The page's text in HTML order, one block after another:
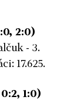
2:0)
- 3.
17.625.
1:0)